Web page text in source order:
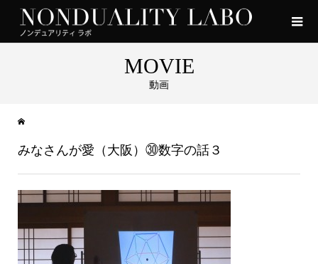
MOVIE
動画
みなさんが愛（大阪）㉚数字の話３